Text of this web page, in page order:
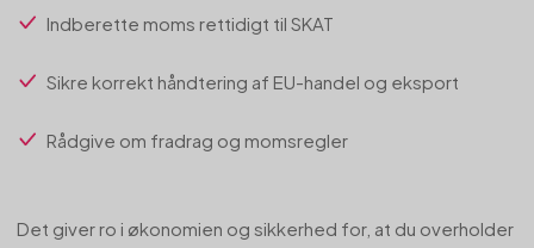
Indberette moms rettidigt til SKAT
Sikre korrekt håndtering af EU-handel og eksport
Rådgive om fradrag og momsregler
Det giver ro i økonomien og sikkerhed for, at du overholder